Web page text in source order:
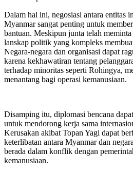
Dalam hal ini, negosiasi antara entitas
Myanmar sangat penting untuk
bantuan. Meskipun junta telah
lanskap politik yang kompleks
Negara-negara dan organisasi dapat
karena kekhawatiran tentang
terhadap minoritas seperti Rohingya,
menantang bagi operasi kemanusiaan.
Disamping itu, diplomasi bencana
untuk mendorong kerja sama
Kerusakan akibat Topan Yagi dapat
keterlibatan antara Myanmar dan
berada dalam konflik dengan
kemanusiaan.